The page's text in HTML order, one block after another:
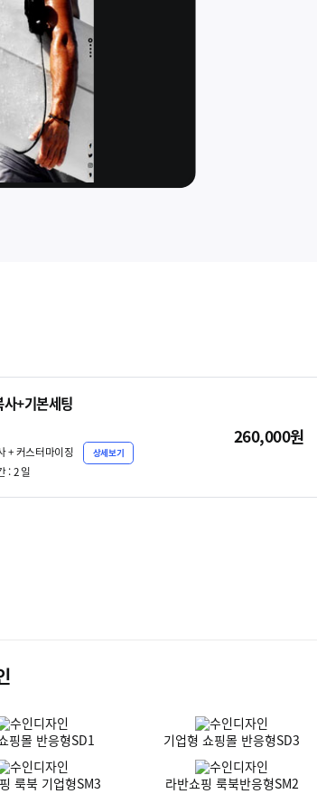
사+기본세팅
+ 커스터마이징 상세보기
:2일
260,000원
핑몰 반응형SD1 기업형 쇼핑몰 반응형SD3
룩북 기업형SM3 라반쇼핑 룩북반응형SM2